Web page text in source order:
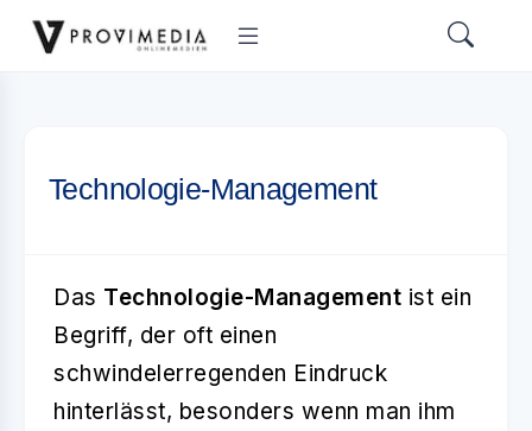
Technologie-Management
Das Technologie-Management ist ein
Begriff, der oft einen
schwindelerregenden Eindruck
hinterlässt, besonders wenn man ihm